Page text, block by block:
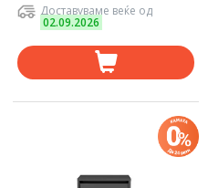
Доставуваме веќе од
02.09.2026